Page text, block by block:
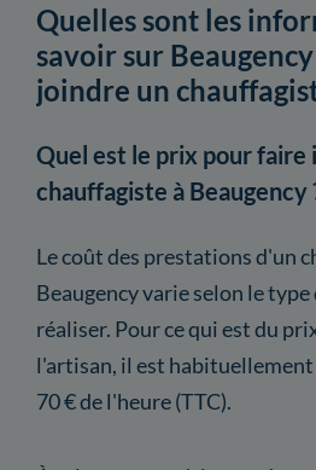
Quelles sont les
savoir sur
joindre un
Quel est le prix pour
chauffagiste à Beaugency
Le coût des prestations d'un
Beaugency varie selon le
réaliser. Pour ce qui est du
l'artisan, il est
70 € de l'heure (TTC).